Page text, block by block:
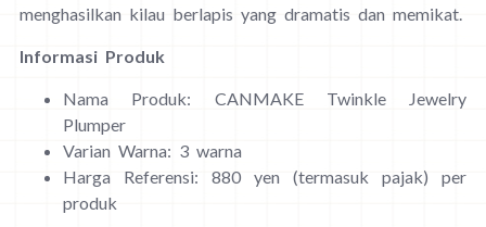
menghasilkan kilau berlapis yang dramatis dan memikat.
Informasi Produk
Nama Produk: CANMAKE Twinkle Jewelry
Plumper
Varian Warna: 3 warna
Harga Referensi: 880 yen (termasuk pajak) per
produk